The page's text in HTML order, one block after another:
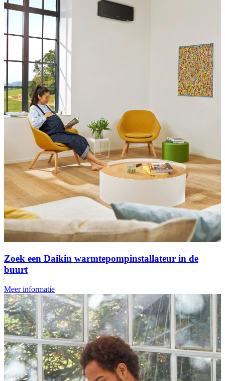
Zoek een Daikin warmtepompinstallateur in de
buurt
Meer informatie